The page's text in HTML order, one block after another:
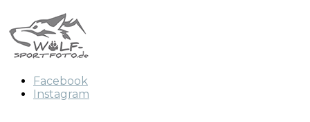
Facebook
Instagram